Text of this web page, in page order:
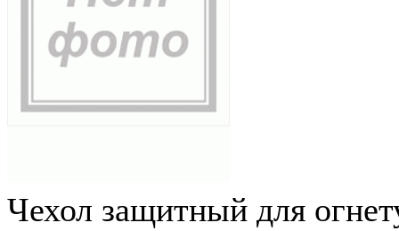
Чехол защитный для